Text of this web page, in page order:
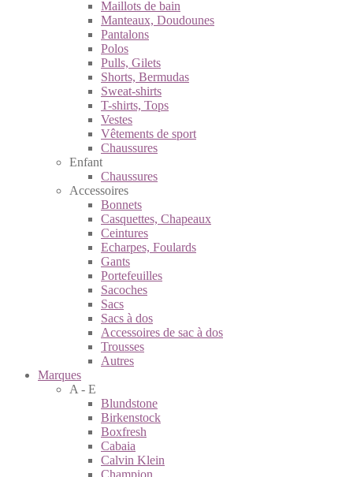
Maillots de bain
Manteaux, Doudounes
Pantalons
Polos
Pulls, Gilets
Shorts, Bermudas
Sweat-shirts
T-shirts, Tops
Vestes
Vêtements de sport
Chaussures
Enfant
Chaussures
Accessoires
Bonnets
Casquettes, Chapeaux
Ceintures
Echarpes, Foulards
Gants
Portefeuilles
Sacoches
Sacs
Sacs à dos
Accessoires de sac à dos
Trousses
Autres
Marques
A - E
Blundstone
Birkenstock
Boxfresh
Cabaia
Calvin Klein
Champion